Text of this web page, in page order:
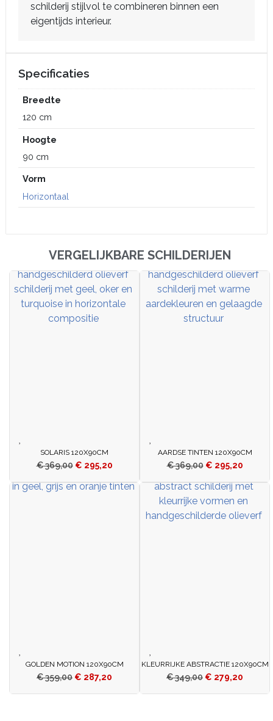
schilderij stijlvol te combineren binnen een
eigentijds interieur.
Specificaties
Breedte
120 cm
Hoogte
90 cm
Vorm
Horizontaal
VERGELIJKBARE SCHILDERIJEN
SOLARIS 120X90CM
€369,00 € 295,20
AARDSE TINTEN 120X90CM
€369,00 € 295,20
GOLDEN MOTION 120X90CM
€359,00 € 287,20
KLEURRIJKE ABSTRACTIE 120X90CM
€349,00 € 279,20